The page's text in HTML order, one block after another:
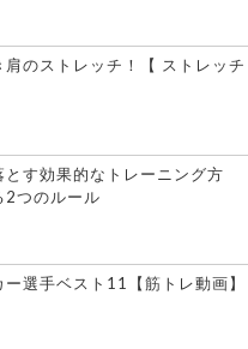
肩のストレッチ！【 ストレッチ
す効果的なトレーニング方
2つのルール
選手ベスト11【筋トレ動画】